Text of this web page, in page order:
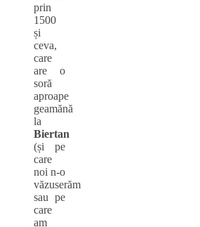
prin
1500
și
ceva,
care
are o
soră
aproape
geamănă
la
Biertan
(și pe
care
noi n-o
văzuserăm
sau pe
care
am